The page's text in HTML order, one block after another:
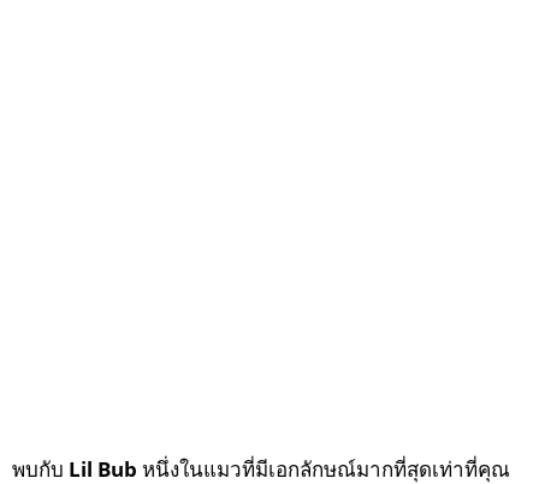
พบกับ Lil Bub หนึ่งในแมวที่มีเอกลักษณ์มากที่สุดเท่าที่คุณ